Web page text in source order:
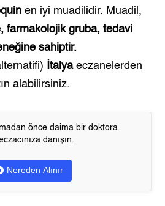
en iyi muadilidir. Muadil,
farmakolojik gruba, tedavi
sahiptir.
İtalyaeczanelerden
alabilirsiniz.
önce daima bir doktora
danışın.
Nereden Alınır